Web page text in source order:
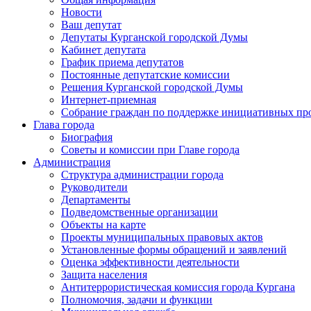
Новости
Ваш депутат
Депутаты Курганской городской Думы
Кабинет депутата
График приема депутатов
Постоянные депутатские комиссии
Решения Курганской городской Думы
Интернет-приемная
Собрание граждан по поддержке инициативных
Глава города
Биография
Советы и комиссии при Главе города
Администрация
Структура администрации города
Руководители
Департаменты
Подведомственные организации
Объекты на карте
Проекты муниципальных правовых актов
Установленные формы обращений и заявлений
Оценка эффективности деятельности
Защита населения
Антитеррористическая комиссия города Кургана
Полномочия, задачи и функции